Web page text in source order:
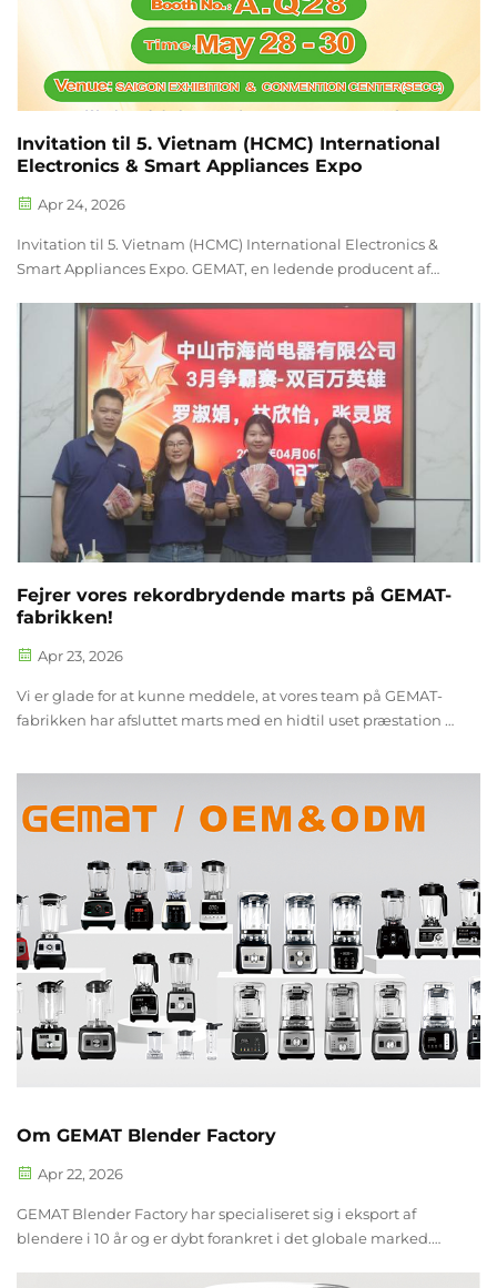
Invitation til 5. Vietnam (HCMC) International
Electronics & Smart Appliances Expo
Apr 24, 2026
Invitation til 5. Vietnam (HCMC) International Electronics &
Smart Appliances Expo. GEMAT, en ledende producent af
OEM/ODM-tjenester, inviterer Dem hjerteligt til at besøge os
på den 5. Vietnam International Electronics &a...
Fejrer vores rekordbrydende marts på GEMAT-
fabrikken!
Apr 23, 2026
Vi er glade for at kunne meddele, at vores team på GEMAT-
fabrikken har afsluttet marts med en hidtil uset præstation –
vores historie! Denne bemærkelsesværdige milepæl er et
Om GEMAT Blender Factory
Apr 22, 2026
GEMAT Blender Factory har specialiseret sig i eksport af
blendere i 10 år og er dybt forankret i det globale marked.